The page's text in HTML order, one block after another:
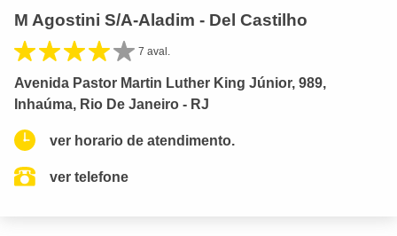
M Agostini S/A-Aladim - Del Castilho
7 aval.
Avenida Pastor Martin Luther King Júnior, 989,
Inhaúma, Rio De Janeiro - RJ
ver horario de atendimento.
ver telefone